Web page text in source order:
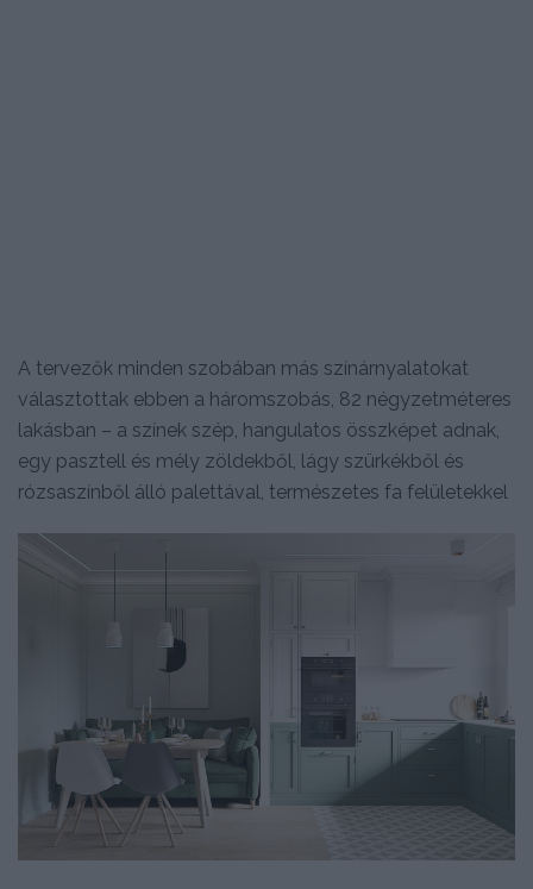
A tervezők minden szobában más színárnyalatokat
választottak ebben a háromszobás, 82 négyzetméteres
lakásban – a színek szép, hangulatos összképet adnak,
egy pasztell és mély zöldekből, lágy szürkékből és
rózsaszínből álló palettával, természetes fa felületekkel